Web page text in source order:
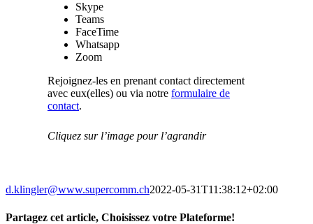
Skype
Teams
FaceTime
Whatsapp
Zoom
Rejoignez-les en prenant contact directement
avec eux(elles) ou via notre formulaire de
contact.
Cliquez sur l’image pour l’agrandir
d.klingler@www.supercomm.ch2022-05-31T11:38:12+02:00
Partagez cet article, Choisissez votre Plateforme!